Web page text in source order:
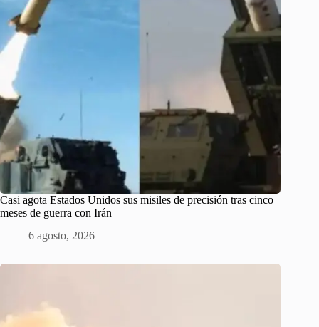
Casi agota Estados Unidos sus misiles de precisión tras cinco
meses de guerra con Irán
6 agosto, 2026